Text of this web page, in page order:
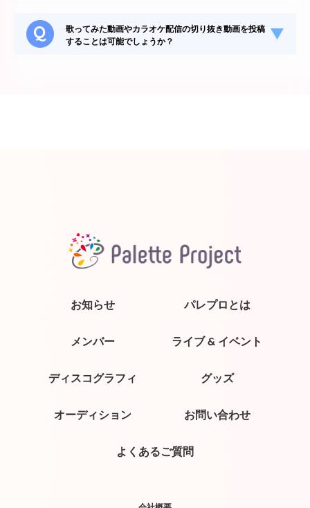
歌ってみた動画やカラオケ配信の切り抜き動画を投稿
することは可能でしょうか？
お知らせ パレプロとは
メンバー ライブ & イベント
ディスコグラフィ グッズ
オーディション お問い合わせ
よくあるご質問